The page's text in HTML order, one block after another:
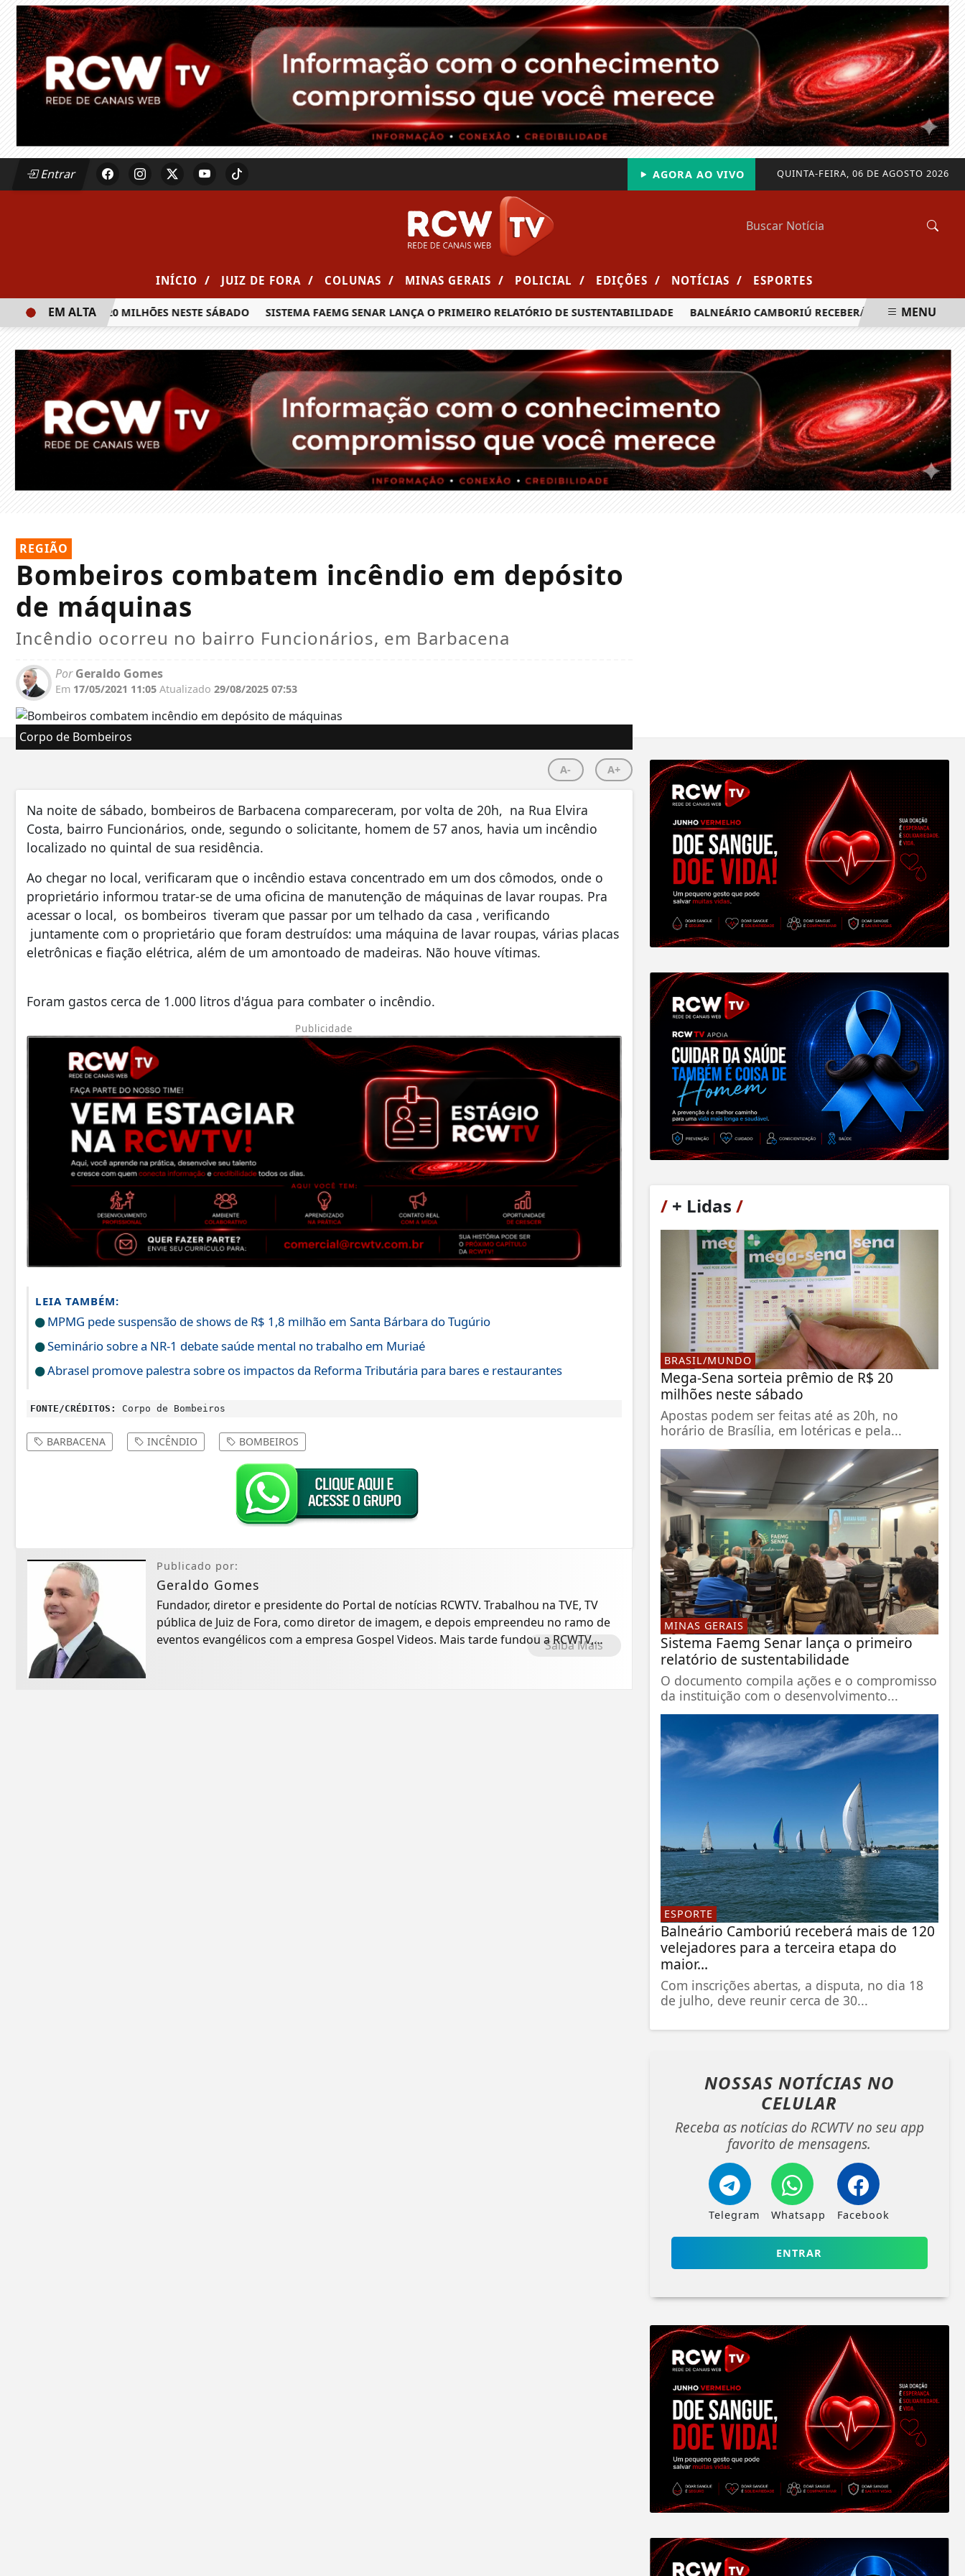
Entrar QUINTA-FEIRA, 06 DE AGOSTO 2026
AGORA AO VIVO
INÍCIO / JUIZ DE FORA / COLUNAS / MINAS GERAIS / POLICIAL / EDIÇÕES / NOTÍCIAS / ESPORTES
PRÊMIO DE R$ 20 MILHÕES NESTE SÁBADO SISTEMA FAEMG SENAR LANÇA O PRIMEIRO RELATÓRIO DE SUSTENTABILIDADE BALNEÁRIO CAMBORIÚ RECEBERÁ MAIS DE 120
EM ALTA MENU
REGIÃO
Bombeiros combatem incêndio em depósito
de máquinas
Incêndio ocorreu no bairro Funcionários, em Barbacena
PorGeraldo Gomes
Em 17/05/2021 11:05 Atualizado 29/08/2025 07:53
Corpo de Bombeiros
A- A+
Na noite de sábado, bombeiros de Barbacena compareceram, por volta de 20h, na Rua Elvira
Costa, bairro Funcionários, onde, segundo o solicitante, homem de 57 anos, havia um incêndio
localizado no quintal de sua residência.
Ao chegar no local, verificaram que o incêndio estava concentrado em um dos cômodos, onde o
proprietário informou tratar-se de uma oficina de manutenção de máquinas de lavar roupas. Pra
acessar o local, os bombeiros tiveram que passar por um telhado da casa , verificando
juntamente com o proprietário que foram destruídos: uma máquina de lavar roupas, várias placas
eletrônicas e fiação elétrica, além de um amontoado de madeiras. Não houve vítimas.
Foram gastos cerca de 1.000 litros d'água para combater o incêndio.
Publicidade
LEIA TAMBÉM:
MPMG pede suspensão de shows de R$ 1,8 milhão em Santa Bárbara do Tugúrio
Seminário sobre a NR-1 debate saúde mental no trabalho em Muriaé
Abrasel promove palestra sobre os impactos da Reforma Tributária para bares e restaurantes
FONTE/CRÉDITOS: Corpo de Bombeiros
BARBACENA INCÊNDIO BOMBEIROS
Publicado por:
Geraldo Gomes
Fundador, diretor e presidente do Portal de notícias RCWTV. Trabalhou na TVE, TV
pública de Juiz de Fora, como diretor de imagem, e depois empreendeu no ramo de
eventos evangélicos com a empresa Gospel Videos. Mais tarde fundou a RCWTV,
Saiba Mais
/+ Lidas /
BRASIL/MUNDO
Mega-Sena sorteia prêmio de R$ 20
milhões neste sábado
Apostas podem ser feitas até as 20h, no
horário de Brasília, em lotéricas e pela...
MINAS GERAIS
Sistema Faemg Senar lança o primeiro
relatório de sustentabilidade
O documento compila ações e o compromisso
da instituição com o desenvolvimento...
ESPORTE
Balneário Camboriú receberá mais de 120
velejadores para a terceira etapa do
maior...
Com inscrições abertas, a disputa, no dia 18
de julho, deve reunir cerca de 30...
NOSSAS NOTÍCIAS NO
CELULAR
Receba as notícias do RCWTV no seu app
favorito de mensagens.
Telegram Whatsapp Facebook
ENTRAR